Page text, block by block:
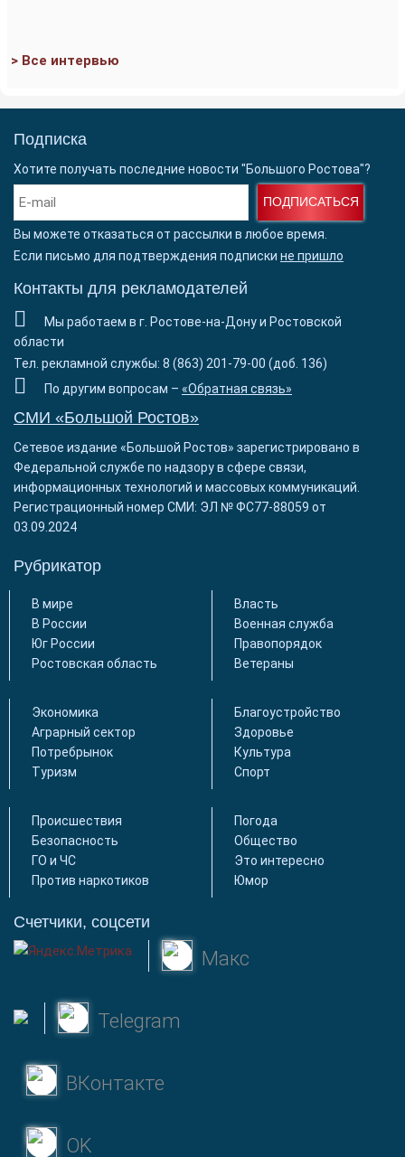
> Все интервью
Подписка
Хотите получать последние новости "Большого Ростова"?
ПОДПИСАТЬСЯ
Вы можете отказаться от рассылки в любое время.
Если письмо для подтверждения подписки не пришло
Контакты для рекламодателей
Мы работаем в г. Ростове-на-Дону и Ростовской
области
Тел. рекламной службы: 8 (863) 201-79-00 (доб. 136)
По другим вопросам – «Обратная связь»
СМИ «Большой Ростов»
Сетевое издание «Большой Ростов» зарегистрировано в
Федеральной службе по надзору в сфере связи,
информационных технологий и массовых коммуникаций.
Регистрационный номер СМИ: ЭЛ № ФС77-88059 от
03.09.2024
Рубрикатор
В мире
В России
Юг России
Ростовская область
Власть
Военная служба
Правопорядок
Ветераны
Экономика
Аграрный сектор
Потребрынок
Туризм
Благоустройство
Здоровье
Культура
Спорт
Происшествия
Безопасность
ГО и ЧС
Против наркотиков
Погода
Общество
Это интересно
Юмор
Счетчики, соцсети
Макс
Telegram
ВКонтакте
OK